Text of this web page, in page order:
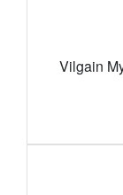
Vilgain